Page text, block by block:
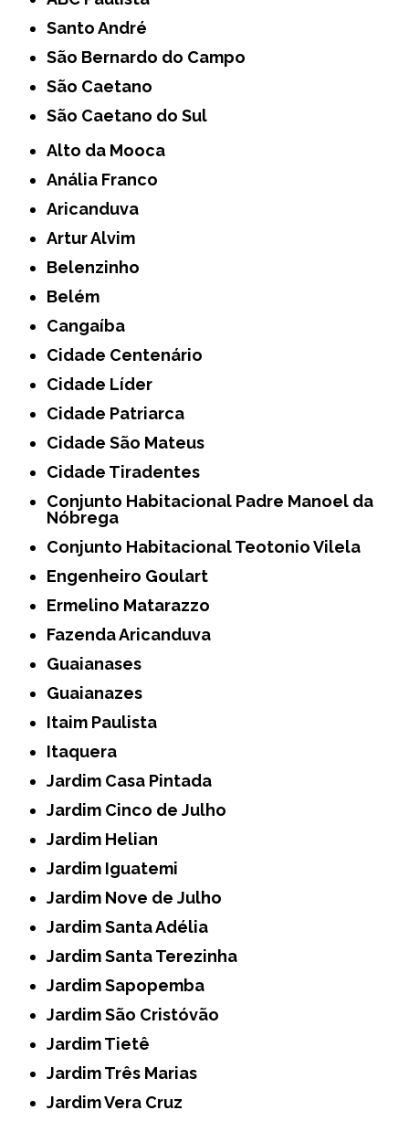
Santo André
São Bernardo do Campo
São Caetano
São Caetano do Sul
Alto da Mooca
Anália Franco
Aricanduva
Artur Alvim
Belenzinho
Belém
Cangaíba
Cidade Centenário
Cidade Líder
Cidade Patriarca
Cidade São Mateus
Cidade Tiradentes
Conjunto Habitacional Padre Manoel da
Nóbrega
Conjunto Habitacional Teotonio Vilela
Engenheiro Goulart
Ermelino Matarazzo
Fazenda Aricanduva
Guaianases
Guaianazes
Itaim Paulista
Itaquera
Jardim Casa Pintada
Jardim Cinco de Julho
Jardim Helian
Jardim Iguatemi
Jardim Nove de Julho
Jardim Santa Adélia
Jardim Santa Terezinha
Jardim Sapopemba
Jardim São Cristóvão
Jardim Tietê
Jardim Três Marias
Jardim Vera Cruz